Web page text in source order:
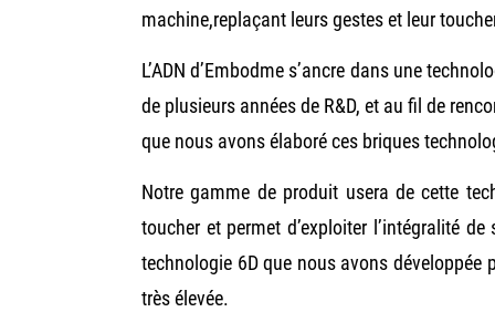
machine,replaçant leurs gestes et leur
L’ADN d’Embodme s’ancre dans une
de plusieurs années de R&D, et au fil de
que nous avons élaboré ces briques
Notre gamme de produit usera de cette
toucher et permet d’exploiter l’intégralité
technologie 6D que nous avons développée
très élevée.